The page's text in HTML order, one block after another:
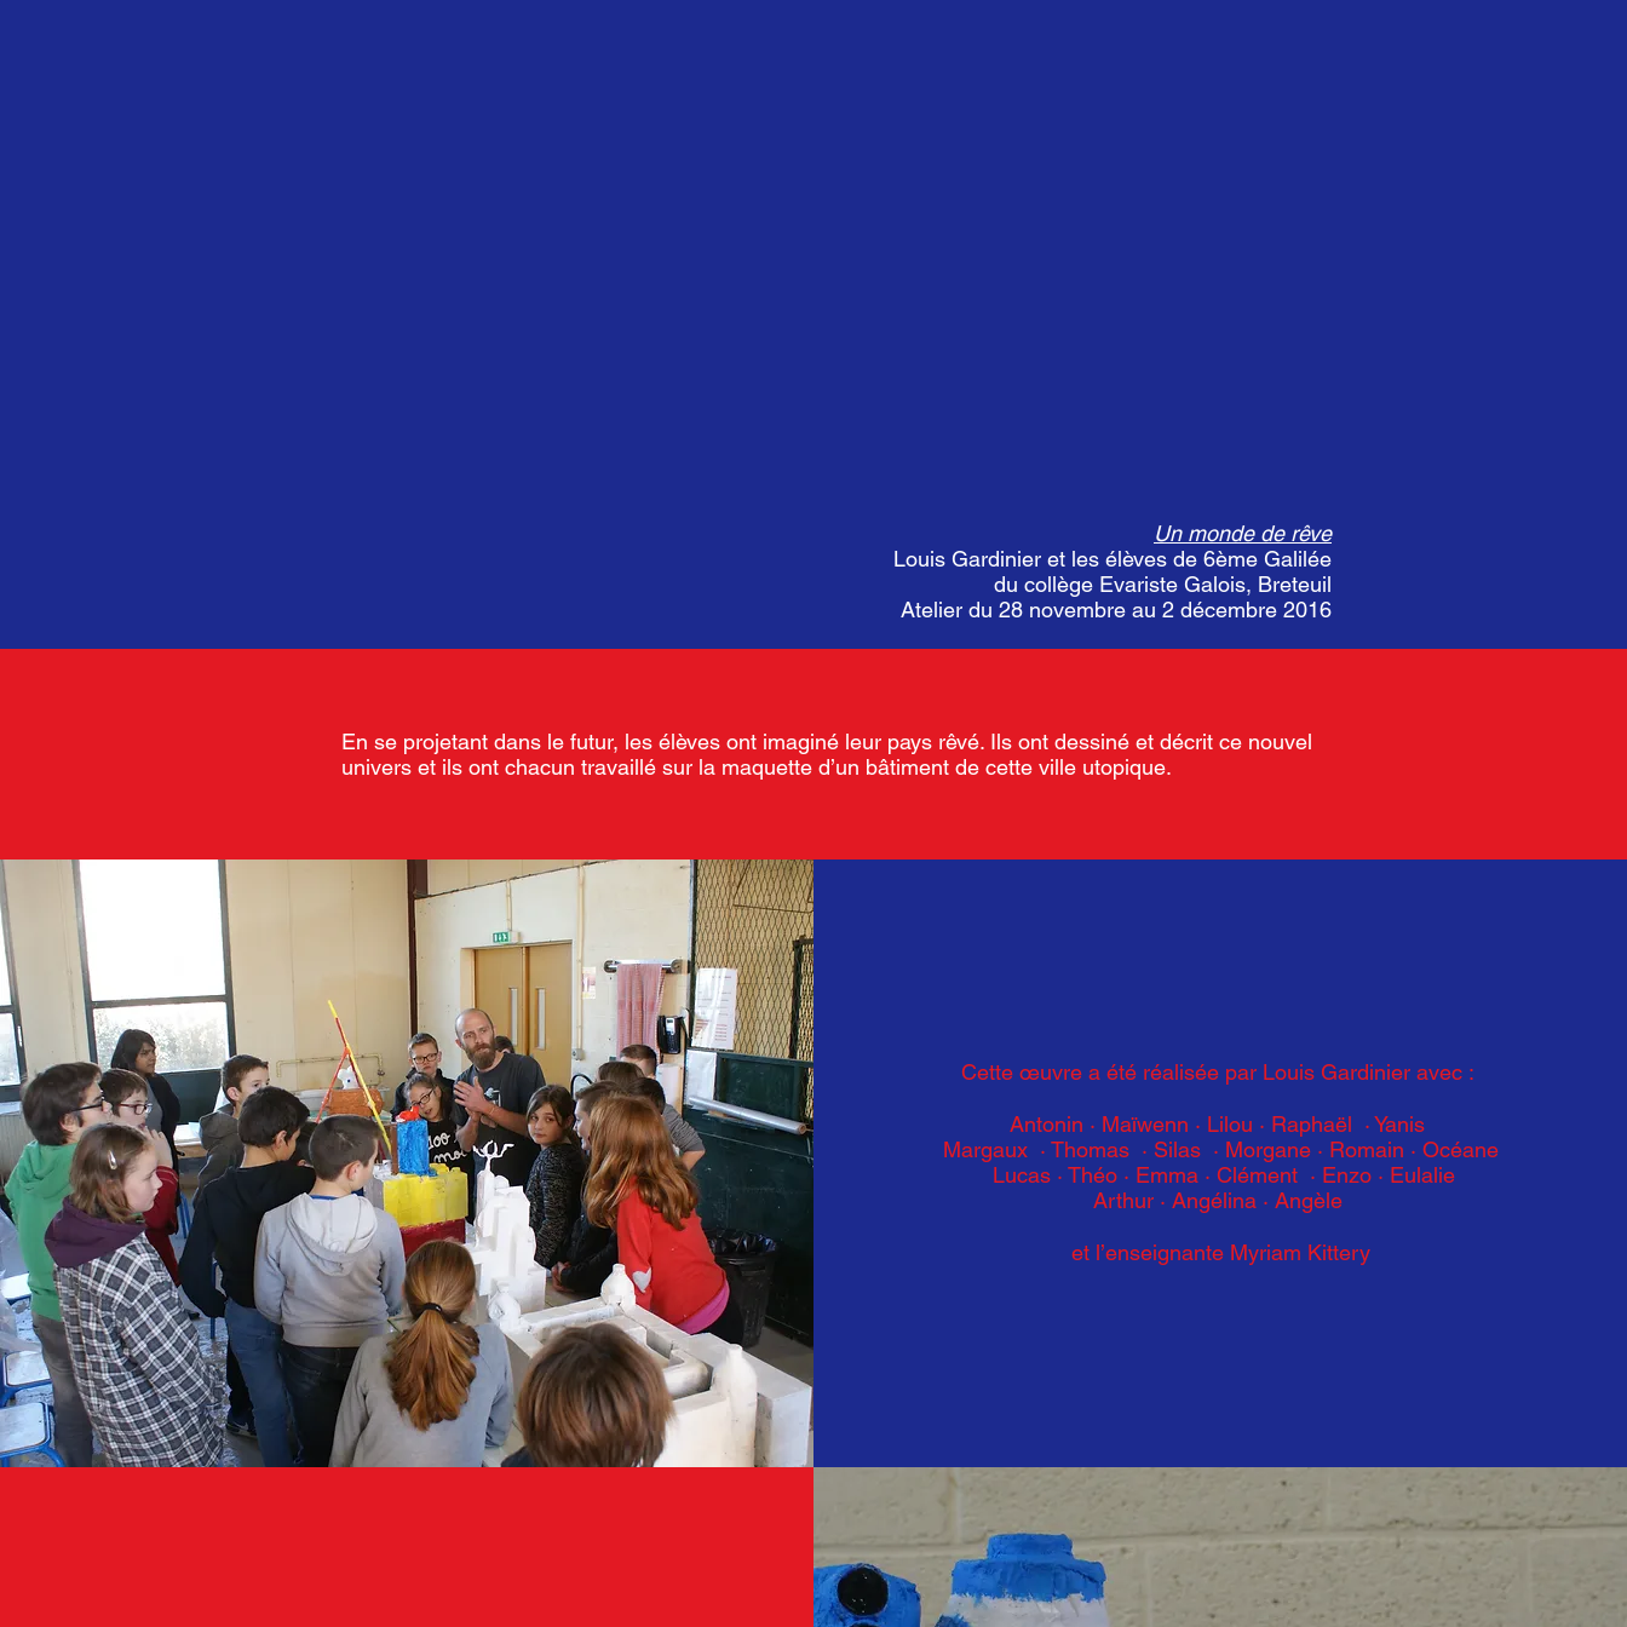
Un monde de rêve
Louis Gardinier et les élèves de 6ème Galilée
du collège Evariste Galois, Breteuil
Atelier du 28 novembre au 2 décembre 2016
En se projetant dans le futur, les élèves ont imaginé leur pays rêvé. Ils ont dessiné et décrit ce nouvel
univers et ils ont chacun travaillé sur la maquette d’un bâtiment de cette ville utopique.
Cette œuvre a été réalisée par Louis Gardinier avec :
Antonin · Maïwenn · Lilou · Raphaël · Yanis
Margaux · Thomas · Silas · Morgane · Romain · Océane
Lucas · Théo · Emma · Clément · Enzo · Eulalie
Arthur · Angélina · Angèle
et l’enseignante Myriam Kittery